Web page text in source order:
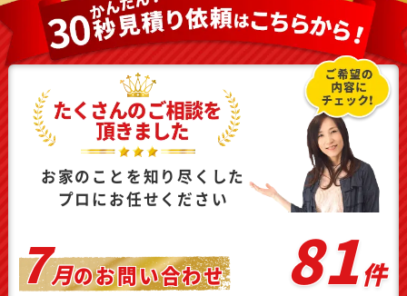
お家のことを知り尽くした
プロにお任せください
7月のお問い合わせ 81 件